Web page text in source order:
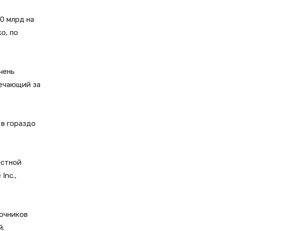
млрд на
по
за
гораздо
Inc.,